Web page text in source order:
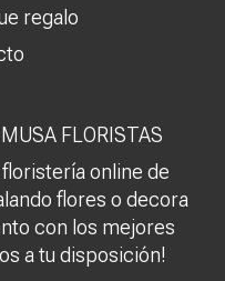
FLORISTAS
online de
flores o decora
con los mejores
a tu disposición!
regalo